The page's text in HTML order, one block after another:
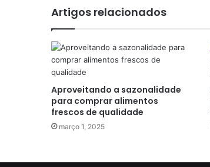
Artigos relacionados
Aproveitando a sazonalidade
para comprar alimentos
frescos de qualidade
março 1, 2025